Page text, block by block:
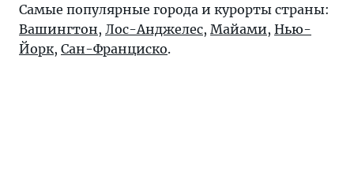
Самые популярные города и курорты страны:
Вашингтон, Лос-Анджелес, Майами, Нью-
Йорк, Сан-Франциско.